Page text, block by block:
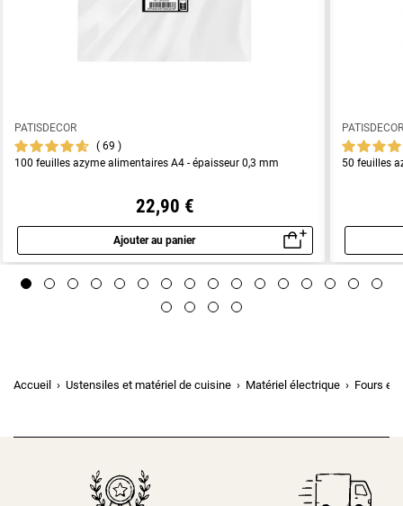
PATISDECOR
69
100 feuilles azyme alimentaires A4 - épaisseur 0,3 mm
22,90 €
Ajouter au panier
Aperçu rapide
50 feuilles
Accueil Ustensiles et matériel de cuisine Matériel électrique Fours et